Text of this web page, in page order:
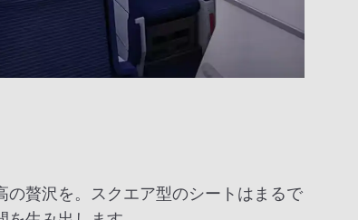
の贅沢を。スクエア型のシートはまるで